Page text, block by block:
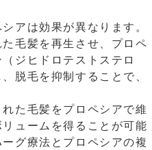
アは効果が異なります。
毛髪を再生させ、プロペ
ジヒドロテストステロ
脱毛を抑制することで、
た毛髪をプロペシアで維
ュームを得ることが可能
グ療法とプロペシアの複